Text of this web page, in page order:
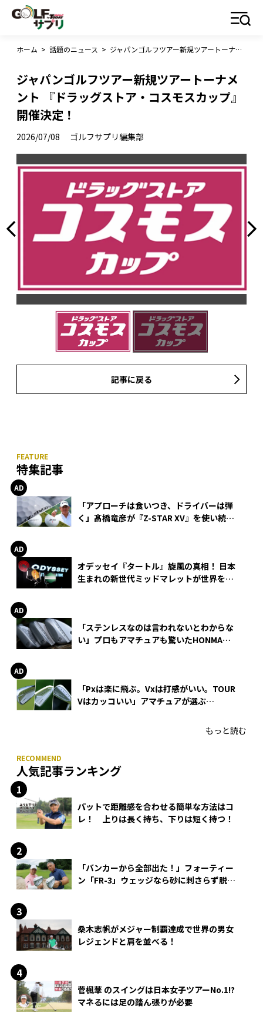
ホーム > 話題のニュース > ジャパンゴルフツアー新規ツアートーナメント 『ドラッグストア・コスモスカップ』開催決定！
ジャパンゴルフツアー新規ツアートーナメ
ント 『ドラッグストア・コスモスカップ』
開催決定！
2026/07/08 ゴルフサプリ編集部
記事に戻る
特集記事
「アプローチは食いつき、ドライバーは弾
く」髙橋竜彦が『Z-STAR XV』を使い続け
オデッセイ『タートル』旋風の真相！ 日本
生まれの新世代ミッドマレットが世界を席
「ステンレスなのは言われないとわからな
い」プロもアマチュアも驚いたHONMA
「Pxは楽に飛ぶ。Vxは打感がいい。TOUR
Vはカッコいい」アマチュアが選ぶ
もっと読む
人気記事ランキング
パットで距離感を合わせる簡単な方法はコ
レ！ 上りは長く持ち、下りは短く持つ！
「バンカーから全部出た！」フォーティー
ン「FR-3」ウェッジなら砂に刺さらず脱出
桑木志帆がメジャー制覇達成で世界の男女
レジェンドと肩を並べる！
菅楓華 のスイングは日本女子ツアーNo.1!?
マネるには足の踏ん張りが必要